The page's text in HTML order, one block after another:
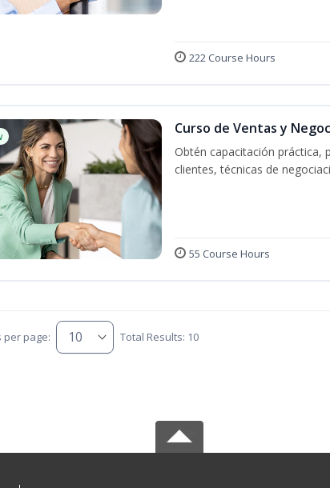
222 Course Hours
Curso de Ventas y
Obtén capacitación práctica,
clientes, técnicas de
55 Course Hours
per page: Total Results: 10